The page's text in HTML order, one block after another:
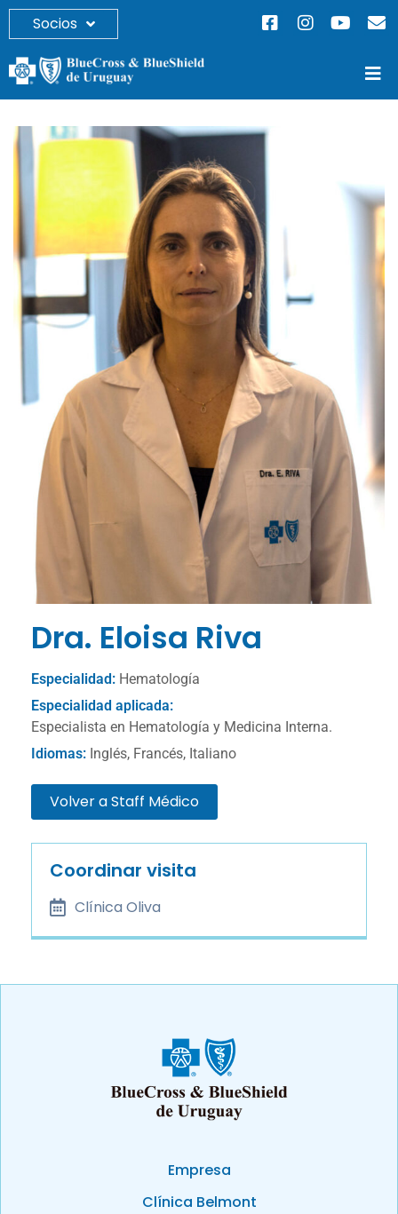
Socios
Dra. Eloisa Riva
Especialidad: Hematología
Especialidad aplicada:
Especialista en Hematología y Medicina Interna.
Idiomas: Inglés, Francés, Italiano
Volver a Staff Médico
Coordinar visita
Clínica Oliva
Empresa
Clínica Belmont